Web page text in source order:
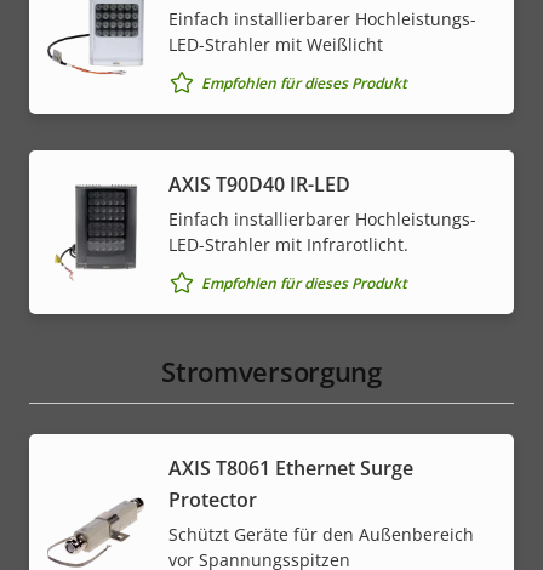
Einfach installierbarer Hochleistungs-
LED-Strahler mit Weißlicht
Empfohlen für dieses Produkt
AXIS T90D40 IR-LED
Einfach installierbarer Hochleistungs-
LED-Strahler mit Infrarotlicht.
Empfohlen für dieses Produkt
Stromversorgung
AXIS T8061 Ethernet Surge
Protector
Schützt Geräte für den Außenbereich
vor Spannungsspitzen